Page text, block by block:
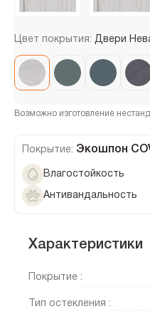
Цвет покрытия: Двери
Возможно изготовление
Покрытие: Экошпон
Влагостойкость
Антивандальность
Характеристики
Покрытие :
Тип остекления :